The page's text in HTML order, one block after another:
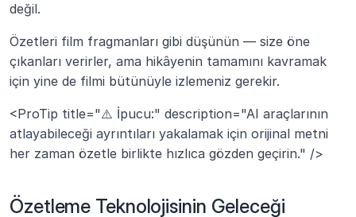
değil.
Özetleri film fragmanları gibi düşünün — size öne
çıkanları verirler, ama hikâyenin tamamını kavramak
için yine de filmi bütünüyle izlemeniz gerekir.
<ProTip title="⚠️ İpucu:" description="AI araçlarının
atlayabileceği ayrıntıları yakalamak için orijinal metni
her zaman özetle birlikte hızlıca gözden geçirin." />
Özetleme Teknolojisinin Geleceği